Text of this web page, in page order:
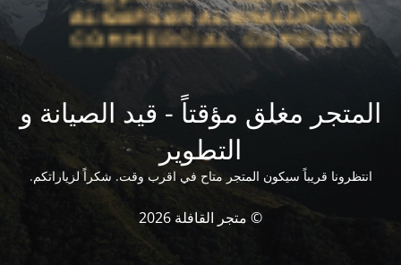
المتجر مغلق مؤقتاً - قيد الصيانة و
التطوير
انتظرونا قريباً سيكون المتجر متاح في اقرب وقت. شكراً لزياراتكم.
© متجر القافلة 2026